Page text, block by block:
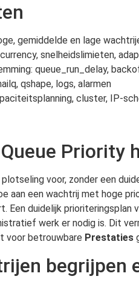
gemiddelde en lage
snelheidslimieten,
queue_run_delay,
qshape, logs, alarmen
cluster, IP-
Priority
voor, zonder een
aan een wachtrij met hoge
Een duidelijk
werk er nodig is. Dit
voor betrouwbare Prestaties
begrijpen